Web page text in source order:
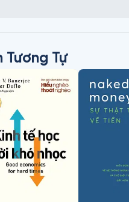
Tương Tự